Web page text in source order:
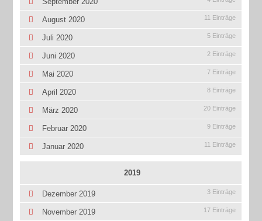
August 2020 11 Einträge
Juli 2020 5 Einträge
Juni 2020 2 Einträge
Mai 2020 7 Einträge
April 2020 8 Einträge
März 2020 20 Einträge
Februar 2020 9 Einträge
Januar 2020 11 Einträge
2019
Dezember 2019 3 Einträge
November 2019 17 Einträge